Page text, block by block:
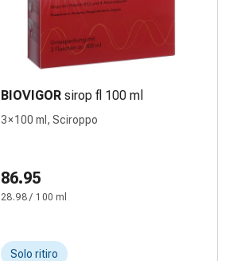
BIOVIGOR sirop fl 100 ml
3 × 100 ml, Sciroppo
86.95
28.98 / 100 ml
Solo ritiro